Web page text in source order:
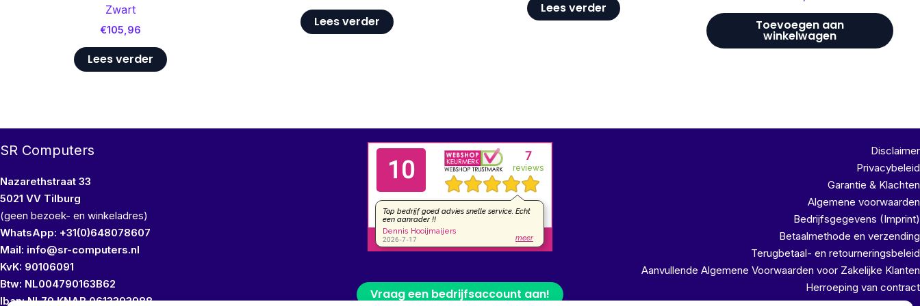
Zwart
€105,96
Lees verder
Lees verder
Lees verder
Toevoegen aan
winkelwagen
SR Computers
Nazarethstraat 33
5021 VV Tilburg
(geen bezoek- en winkeladres)
WhatsApp: +31(0)648078607
Mail: info@sr-computers.nl
KvK: 90106091
Btw: NL004790163B62
Iban: NL79 KNAB 0613393988
Vraag een bedrijfsaccount aan!
Disclaimer
Privacybeleid
Garantie & Klachten
Algemene voorwaarden
Bedrijfsgegevens (Imprint)
Betaalmethode en verzending
Terugbetaal- en retourneringsbeleid
Aanvullende Algemene Voorwaarden voor Zakelijke Klanten
Herroeping van contract